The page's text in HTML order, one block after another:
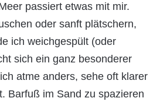
passiert etwas mit mir.
oder sanft plätschern,
ich weichgespült (oder
sich ein ganz besonderer
atme anders, sehe oft klarer
Barfuß im Sand zu spazieren